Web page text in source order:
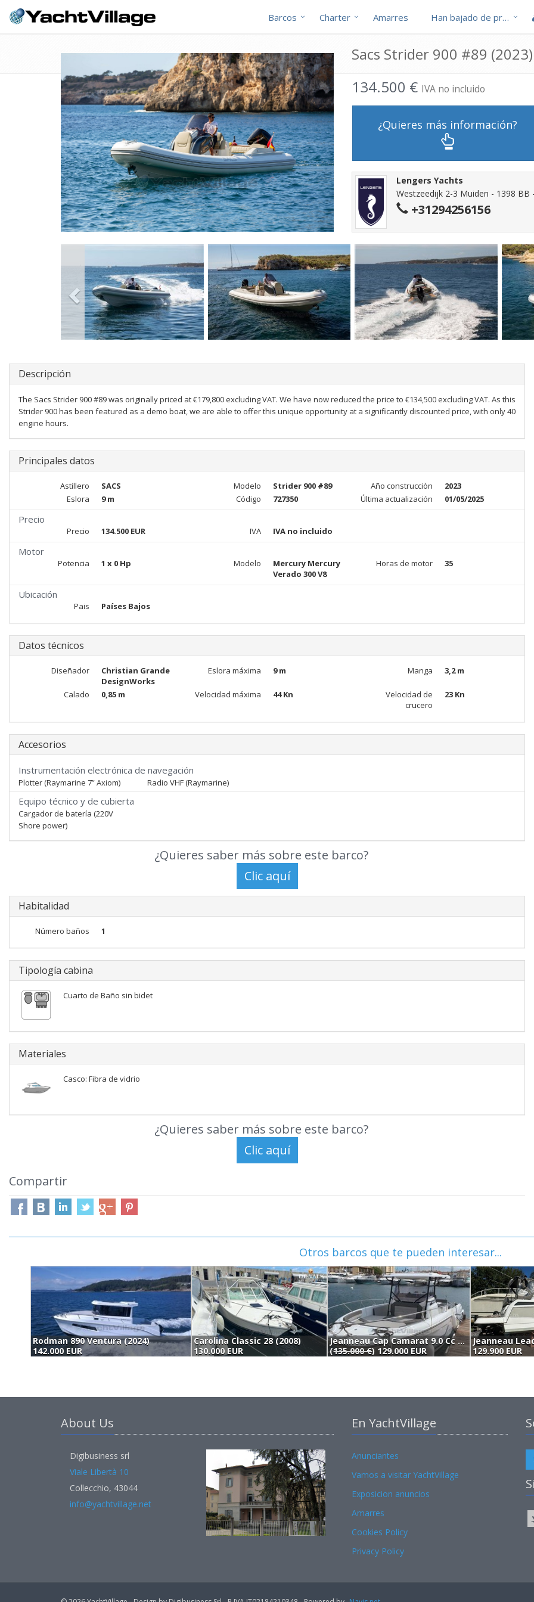
Barcos Charter Amarres Han bajado de precio
Sacs Strider 900 #89
134.500 € IVA no incluido
¿Quieres más información?
Lengers Yachts
Westzeedijk 2-3 Muiden - 1398 BB
+31294256156
Descripción
The Sacs Strider 900 #89 was originally priced at €179,800 excluding VAT. We have now reduced the price to €134,500 excluding VAT. As this
Strider 900 has been featured as a demo boat, we are able to offer this unique opportunity at a significantly discounted price, with only 40
engine hours.
Principales datos
Astillero SACS Modelo Strider 900 #89 Año construcciòn
2023
Eslora
9 m Código 727350 Última actualización 01/05/2025
Precio
Precio 134.500 EUR IVA IVA no incluido
Motor
Potencia 1 x 0 Hp Modelo
Mercury Mercury
Verado 300 V8
Horas de motor 35
Ubicación
Pais Países Bajos
Datos técnicos
Diseñador
Christian Grande
DesignWorks
Eslora máxima 9 m Manga 3,2 m
Calado 0,85 m Velocidad máxima 44 Kn
Velocidad de
crucero
23 Kn
Accesorios
Instrumentación electrónica de navegación
Plotter (Raymarine 7” Axiom) Radio VHF (Raymarine)
Equipo técnico y de cubierta
Cargador de batería (220V
Shore power)
¿Quieres saber más sobre este barco?
Habitalidad
Número baños 1
Tipología cabina
Cuarto de Baño sin bidet
Materiales
Casco: Fibra de vidrio
¿Quieres saber más sobre este barco?
Compartir
Otros barcos que te pueden interesar...
Rodman 890 Ventura (2024)
142.000 EUR
Carolina Classic 28 (2008)
130.000 EUR
Jeanneau Cap Camarat 9.0 Cc (2023)
(135.000 €) 129.000 EUR
Jeanneau
129.900 EUR
About Us
Digibusiness srl
Viale Libertà 10
Collecchio, 43044
info@yachtvillage.net
En YachtVillage
Anunciantes
Vamos a visitar YachtVillage
Exposicion anuncios
Amarres
Cookies Policy
Privacy Policy